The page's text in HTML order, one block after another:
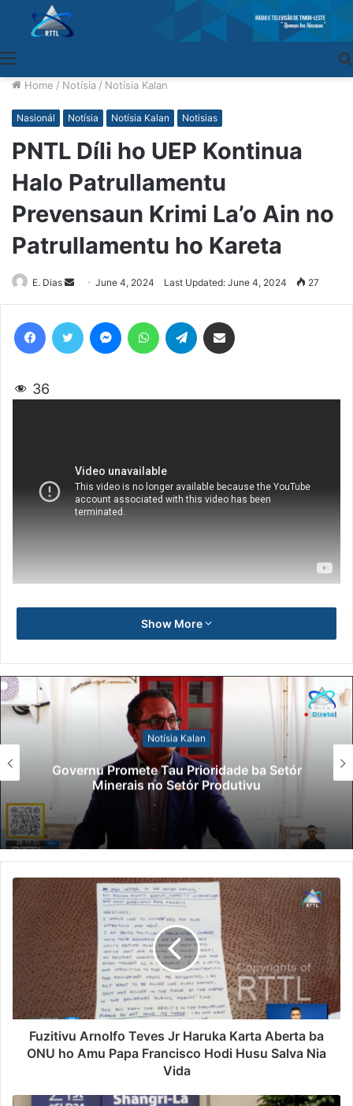
Home / Notísia / Notísia Kalan
Nasionál Notísia Notísia Kalan Notisias
PNTL Díli ho UEP Kontinua
Halo Patrullamentu
Prevensaun Krimi La’o Ain no
Patrullamentu ho Kareta
E. Dias
Send
an
June 4, 2024 Last Updated: June 4, 2024 27
36
Show More
Notísia Kalan
Lei Siberseguransa Ajuda Autoridade
Polisiál Kaptura Autór Kriminozu ho
Paradeiru Iha Estranjeiru
Fuzitivu Arnolfo Teves Jr Haruka Karta Aberta ba
ONU ho Amu Papa Francisco Hodi Husu Salva Nia
Vida